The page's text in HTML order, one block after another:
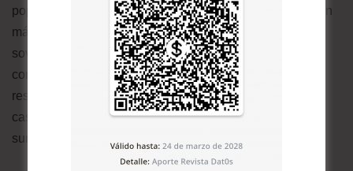
popularidad como Putin y sospecho que ambos, se harán
más populares en el tiempo. En una lucha al estilo
soviético, el jefe del gabinete Sergei Ivanov y el jefe del
consejo de seguridad, Nicolai Patryushev, posiblemente
resulten contendores, aunque hay otros, que como en el
caso de Mikhail Gorvachev, también esperan su
surgimiento.